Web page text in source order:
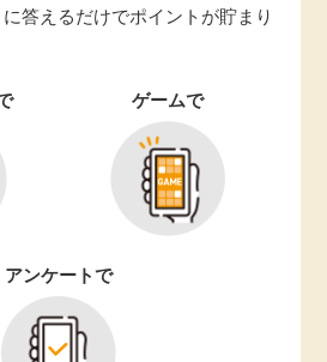
答えるだけでポイントが貯まり
ゲームで
アンケートで